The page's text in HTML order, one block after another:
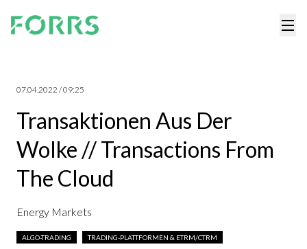
07.04.2022 / 09:25
Transaktionen Aus Der
Wolke // Transactions From
The Cloud
Energy Markets
ALGO-TRADING TRADING-PLATTFORMEN & ETRM/CTRM